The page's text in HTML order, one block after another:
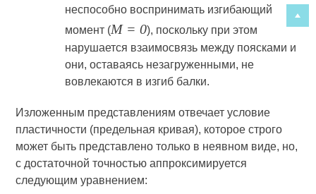
неспособно воспринимать изгибающий
момент (М = 0), поскольку при этом
нарушается взаимосвязь между поясками и
они, оставаясь незагруженными, не
вовлекаются в изгиб балки.
Изложенным представлениям отвечает условие
пластичности (предельная кривая), которое строго
может быть представлено только в неявном виде, но,
с достаточной точностью аппроксимируется
следующим уравнением: